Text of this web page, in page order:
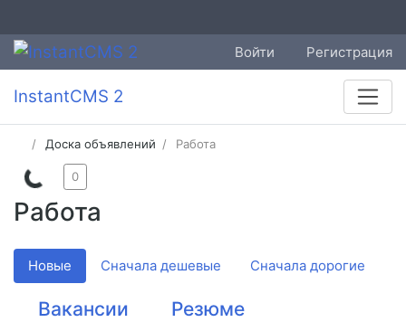
Войти Регистрация
InstantCMS 2
Доска объявлений Работа
Работа
0
Новые Сначала дешевые Сначала дорогие
Вакансии Резюме